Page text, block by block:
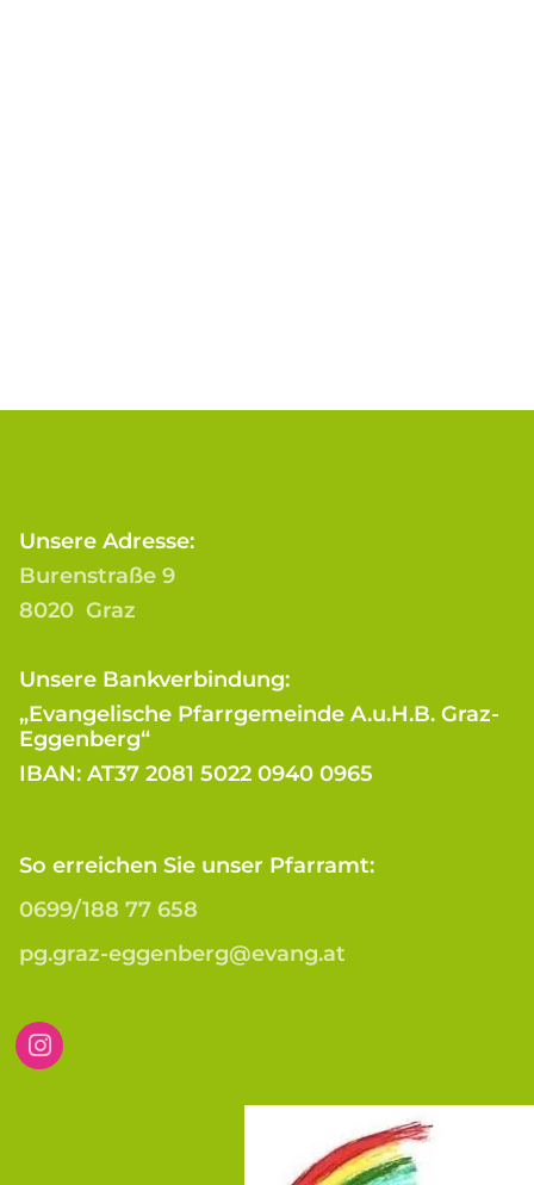
Unsere Adresse:
Burenstraße 9
8020 Graz
Unsere Bankverbindung:
„Evangelische Pfarrgemeinde A.u.H.B. Graz-
Eggenberg“
IBAN: AT37 2081 5022 0940 0965
So erreichen Sie unser Pfarramt:
0699/188 77 658
pg.graz-eggenberg@evang.at